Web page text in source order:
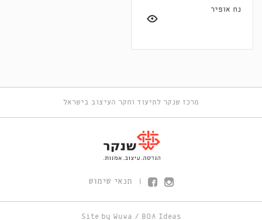
נח אופיר
מרכז שנקר לתיעוד וחקר העיצוב בישראל
תנאי שימוש
Site by Wuwa / BOA Ideas